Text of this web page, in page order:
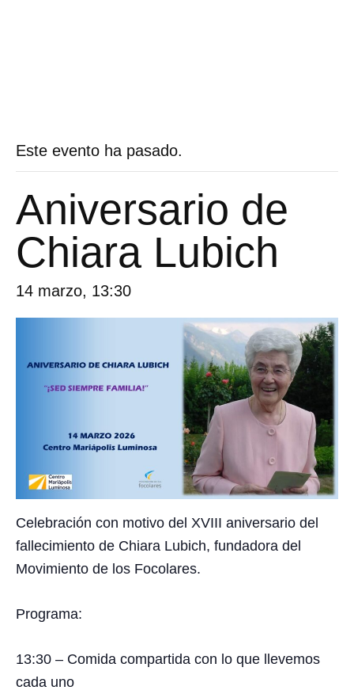
Este evento ha pasado.
Aniversario de
Chiara Lubich
14 marzo, 13:30
Celebración con motivo del XVIII aniversario del
fallecimiento de Chiara Lubich, fundadora del
Movimiento de los Focolares.
Programa:
13:30 – Comida compartida con lo que llevemos
cada uno